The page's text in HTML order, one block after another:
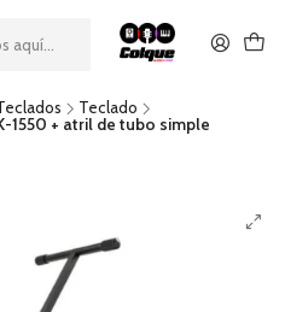
pago con transferencia bancaria
Este descuento no es
ni aplicable a gastos de envío.
Teclado
1550 + atril de tubo simple